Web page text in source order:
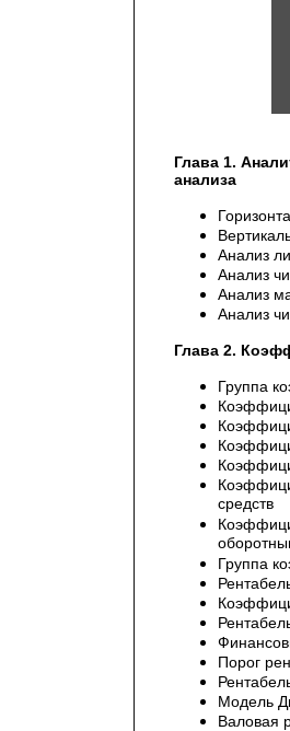
Глава 1.
анализа
Анализ
Анализ
Анализ
Анализ
Глава 2.
Группа
средств
Группа
Порог
Модель
Валовая